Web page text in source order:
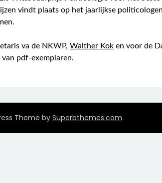
vindt plaats op het jaarlijkse
va de NKWP,Walther Kok en voor de
pdf-exemplaren.
Theme by Superbthemes.com